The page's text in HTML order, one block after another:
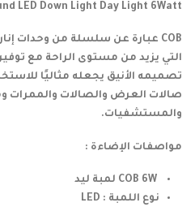
LED Down Light Day Light 6Watt
التي يزيد من مستوى الراحة مع
تصميمه الأنيق يجعله مثاليًا
صالات العرض والصالات والممرات
والمستشفيات.
مواصفات الإضاءة :
نوع اللمبة : LED